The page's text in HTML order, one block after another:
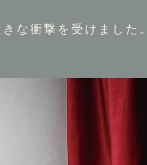
な衝撃を受けました。